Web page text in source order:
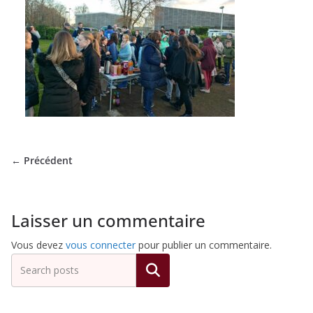
de
Hockey
Subaquatique
de
← Précédent
Laisser un commentaire
Vous devez vous connecter pour publier un commentaire.
Rechercher